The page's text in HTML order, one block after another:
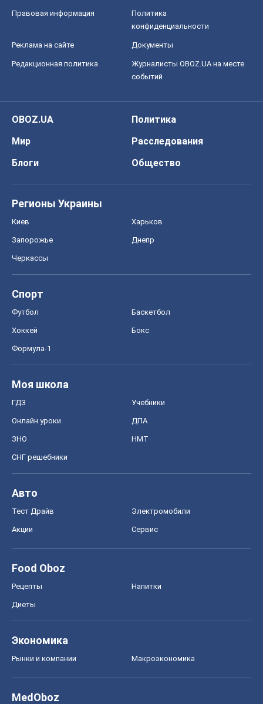
Правовая информация
Политика
конфиденциальности
Реклама на сайте Документы
Редакционная политика
Журналисты OBOZ.UA на месте
событий
OBOZ.UA
Политика
Мир
Расследования
Блоги
Общество
Регионы Украины
Киев Харьков
Запорожье Днепр
Черкассы
Спорт
Футбол Баскетбол
Хоккей Бокс
Формула-1
Моя школа
ГДЗ Учебники
Онлайн уроки ДПА
ЗНО НМТ
СНГ решебники
Авто
Тест Драйв Электромобили
Акции Сервис
Food Oboz
Рецепты Напитки
Диеты
Экономика
Рынки и компании Mакроэкономика
MedOboz